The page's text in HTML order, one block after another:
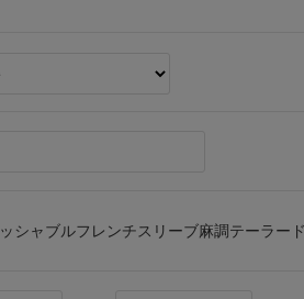
ッシャブルフレンチスリーブ麻調テーラー